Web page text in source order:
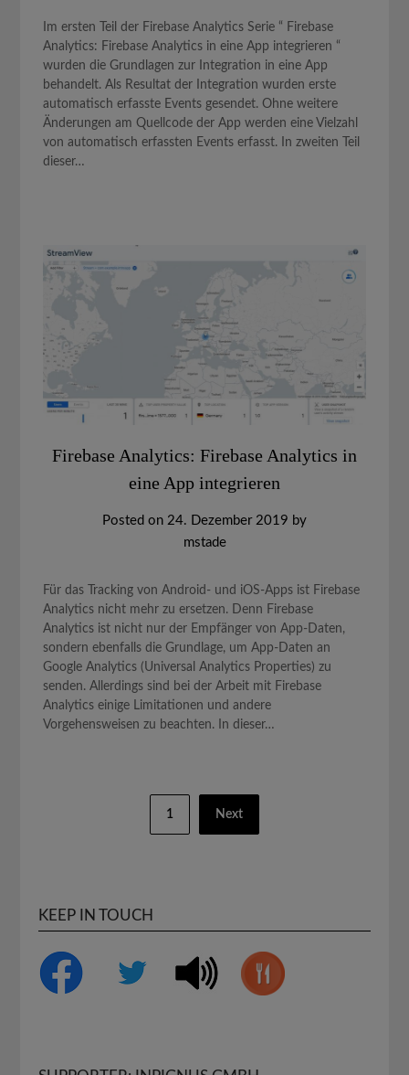
Im ersten Teil der Firebase Analytics Serie “ Firebase
Analytics: Firebase Analytics in eine App integrieren “
wurden die Grundlagen zur Integration in eine App
behandelt. Als Resultat der Integration wurden erste
automatisch erfasste Events gesendet. Ohne weitere
Änderungen am Quellcode der App werden eine Vielzahl
von automatisch erfassten Events erfasst. In zweiten Teil
dieser…
Firebase Analytics: Firebase Analytics in
eine App integrieren
Posted on 24. Dezember 2019 by
mstade
Für das Tracking von Android- und iOS-Apps ist Firebase
Analytics nicht mehr zu ersetzen. Denn Firebase
Analytics ist nicht nur der Empfänger von App-Daten,
sondern ebenfalls die Grundlage, um App-Daten an
Google Analytics (Universal Analytics Properties) zu
senden. Allerdings sind bei der Arbeit mit Firebase
Analytics einige Limitationen und andere
Vorgehensweisen zu beachten. In dieser…
Seitennummerierung
1 Next
KEEP IN TOUCH